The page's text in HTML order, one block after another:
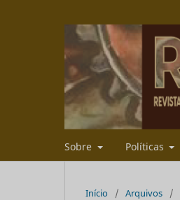
Sobre Políticas
Início / Arquivos /